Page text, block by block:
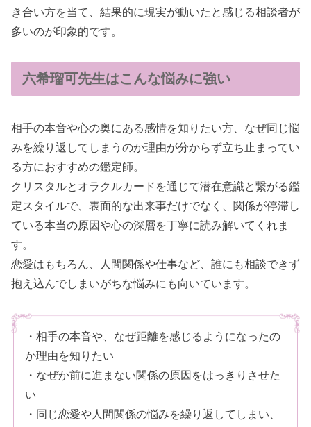
き合い方を当て、結果的に現実が動いたと感じる相談者が
多いのが印象的です。
六希瑠可先生はこんな悩みに強い
相手の本音や心の奥にある感情を知りたい方、なぜ同じ悩
みを繰り返してしまうのか理由が分からず立ち止まってい
る方におすすめの鑑定師。
クリスタルとオラクルカードを通じて潜在意識と繋がる鑑
定スタイルで、表面的な出来事だけでなく、関係が停滞し
ている本当の原因や心の深層を丁寧に読み解いてくれま
す。
恋愛はもちろん、人間関係や仕事など、誰にも相談できず
抱え込んでしまいがちな悩みにも向いています。
・相手の本音や、なぜ距離を感じるようになったの
か理由を知りたい
・なぜか前に進まない関係の原因をはっきりさせた
い
・同じ恋愛や人間関係の悩みを繰り返してしまい、